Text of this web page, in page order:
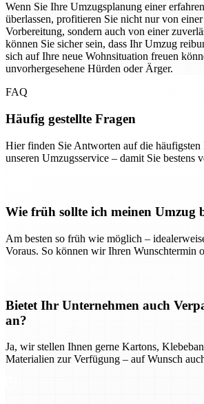
Wenn Sie Ihre Umzugsplanung einer
überlassen, profitieren Sie nicht nur von
Vorbereitung, sondern auch von einer
können Sie sicher sein, dass Ihr Umzug
sich auf Ihre neue Wohnsituation freuen
unvorhergesehene Hürden oder Ärger.
FAQ
Häufig gestellte Fragen
Hier finden Sie Antworten auf die häufigsten
unseren Umzugsservice – damit Sie bestens
Wie früh sollte ich meinen Umzug
Am besten so früh wie möglich –
Voraus. So können wir Ihren Wunschtermin
Bietet Ihr Unternehmen auch
an?
Ja, wir stellen Ihnen gerne Kartons,
Materialien zur Verfügung – auf Wunsch